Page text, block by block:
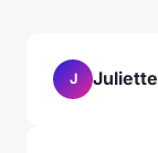
J Juliette